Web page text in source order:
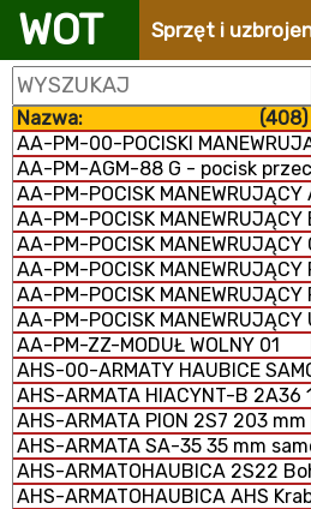
WOT Sprzęt i
Nazwa:
(408)
AA-PM-00-POCISKI
AA-PM-AGM-88 G - pocisk
AA-PM-POCISK MANEWRUJĄCY
AA-PM-POCISK MANEWRUJĄCY
AA-PM-POCISK MANEWRUJĄCY
AA-PM-POCISK MANEWRUJĄCY
AA-PM-POCISK MANEWRUJĄCY
AA-PM-POCISK
AA-PM-ZZ-MODUŁ WOLNY 01
AHS-00-ARMATY HAUBICE
AHS-ARMATA HIACYNT-B 2A36
AHS-ARMATA PION 2S7 203 mm
AHS-ARMATA SA-35 35 mm
AHS-ARMATOHAUBICA 2S22
AHS-ARMATOHAUBICA AHS